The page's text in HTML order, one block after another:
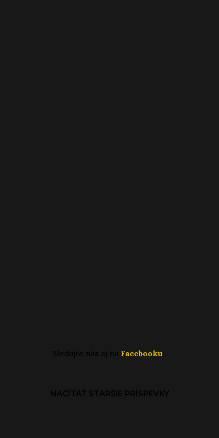
Sledujte nás aj na Facebooku
NAČÍTAŤ STARŠIE PRÍSPEVKY